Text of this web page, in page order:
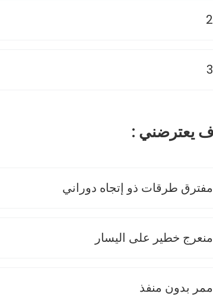
2
3
مفترق طرقات ذو إتجاه دوراني
منعرج خطير على اليسار
ممر بدون منفذ